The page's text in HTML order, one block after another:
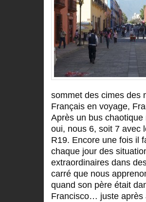
sommet des cimes des
Français en voyage,
Après un bus
oui, nous 6, soit 7 avec
R19. Encore une fois il
chaque jour des
extraordinaires dans
carré que nous
quand son père était
Francisco… juste après